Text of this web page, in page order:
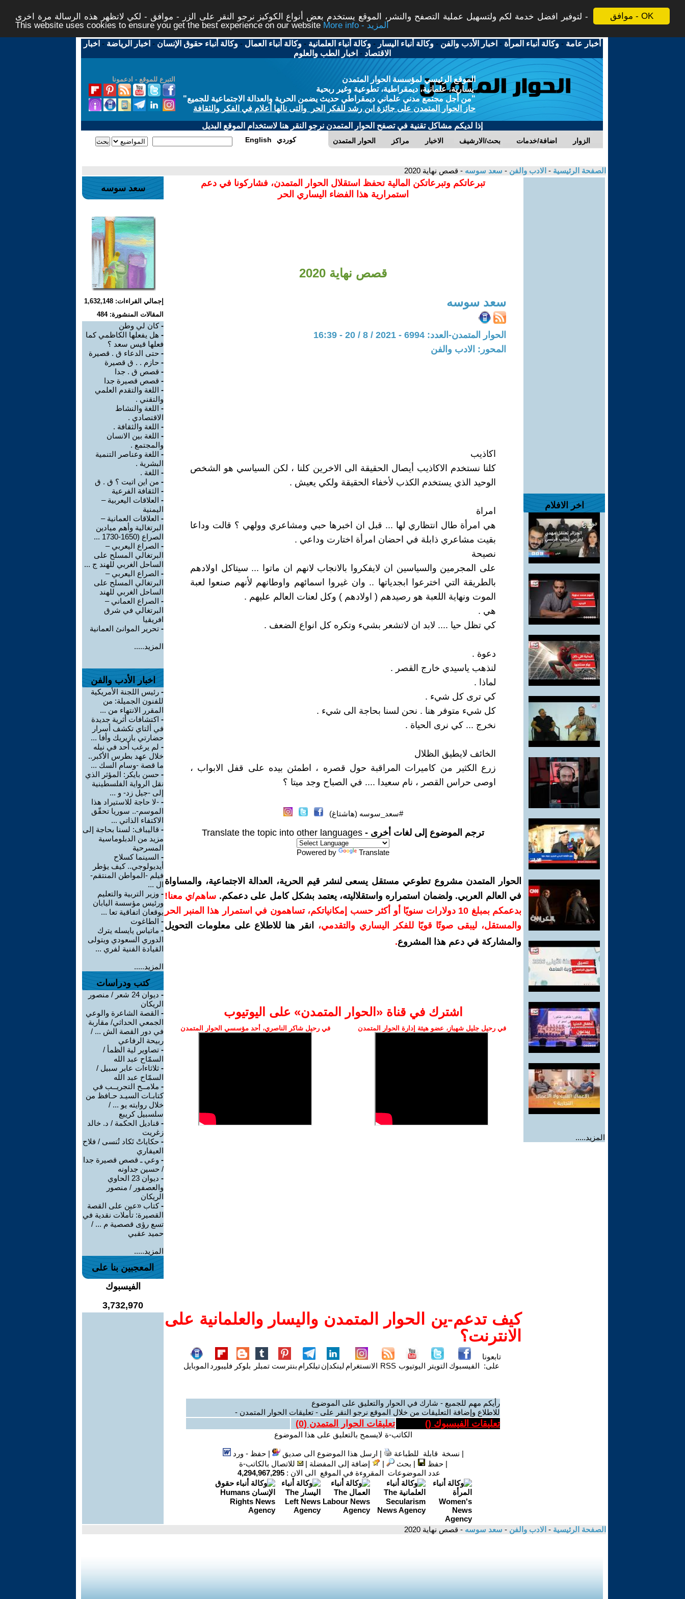
موافق - OK
لتوفير افضل خدمة لكم ولتسهيل عملية التصفح والنشر، الموقع يستخدم بعض أنواع الكوكيز نرجو النقر على الزر - موافق - لكي لاتظهر هذه الرسالة مرة اخرى -
This website uses cookies to ensure you get the best experience on our website
More info - المزيد
أخبار عامة -وكالة أنباء المرأة - اخبار الأدب والفن -وكالة أنباء اليسار -وكالة أنباء العلمانية -وكالة أنباء العمال -وكالة أنباء حقوق الإنسان - اخبار الرياضة - اخبار
الاقتصاد - اخبار الطب والعلوم
التبرع للموقع - ادعمونا
الموقع الرئيسي لمؤسسة الحوار المتمدن
يسارية، علمانية، ديمقراطية، تطوعية وغير ربحية
"من أجل مجتمع مدني علماني ديمقراطي حديث يضمن الحرية والعدالة الاجتماعية للجميع"
حاز الحوار المتمدن على جائزة ابن رشد للفكر الحر والتى نالها أعلام في الفكر والثقافة
إذا لديكم مشاكل تقنية في تصفح الحوار المتمدن نرجو النقر هنا لاستخدام الموقع البديل
الحوار المتمدن مراكز الاخبار بحث/الارشيف اضافة/خدمات الزوار English كوردي
الصفحة الرئيسية - الادب والفن - سعد سوسه - قصص نهاية 2020
اخر الافلام
المزيد.....
تبرعاتكم وتبرعاتكن المالية تحفظ استقلال الحوار المتمدن، فشاركونا في دعم
استمرارية هذا الفضاء اليساري الحر
قصص نهاية 2020
سعد سوسه
الحوار المتمدن-العدد: 6994 - 2021 / 8 / 20 - 16:39
المحور: الادب والفن
اكاذيب
كلنا نستخدم الاكاذيب أيصال الحقيقة الى الاخرين كلنا ، لكن السياسي هو الشخص
الوحيد الذي يستخدم الكذب لأخفاء الحقيقة ولكي يعيش .
امراة
هي امرأة طال انتظاري لها ... قبل ان اخبرها حبي ومشاعري وولهي ؟ قالت وداعا
بقيت مشاعري ذابلة في احضان امرأة اختارت وداعي .
نصيحة
على المجرمين والسياسين ان لايفكروا بالانجاب لانهم ان ماتوا ... سيتاكل اولادهم
بالطريقة التي اخترعوا ابجدياتها .. وان غيروا اسمائهم واوطانهم لأنهم صنعوا لعبة
الموت ونهاية اللعبة هو رصيدهم ( اولادهم ) وكل لعنات العالم عليهم .
هي .
كي تظل حيا .... لابد ان لاتشعر بشيء وتكره كل انواع الضعف .
دعوة .
لنذهب ياسيدي خارج القصر .
لماذا .
كي ترى كل شيء .
كل شيء متوفر هنا . نحن لسنا بحاجة الى شيء .
نخرج ... كي نرى الحياة .
الخائف لايطيق الظلال
زرع الكثير من كاميرات المراقبة حول قصره ، اطمئن بيده على قفل الابواب ،
اوصى حراس القصر ، نام سعيدا .... في الصباح وجد ميتا ؟
#سعد_سوسه (هاشتاغ)
ترجم الموضوع إلى لغات أخرى - Translate the topic into other languages
Powered by Translate
الحوار المتمدن مشروع تطوعي مستقل يسعى لنشر قيم الحرية، العدالة الاجتماعية، والمساواة
في العالم العربي. ولضمان استمراره واستقلاليته، يعتمد بشكل كامل على دعمكم. ساهم/ي معنا!
بدعمكم بمبلغ 10 دولارات سنويًا أو أكثر حسب إمكانياتكم، تساهمون في استمرار هذا المنبر الحر
والمستقل، ليبقى صوتًا قويًا للفكر اليساري والتقدمي،
انقر هنا للاطلاع على معلومات التحويل
والمشاركة في دعم هذا المشروع.
اشترك في قناة ‫«الحوار المتمدن» على اليوتيوب
في رحيل جليل شهباز، عضو هيئة إدارة الحوار المتمدن في رحيل شاكر الناصري، أحد مؤسسي الحوار المتمدن
كيف تدعم-ين الحوار المتمدن واليسار والعلمانية على
الانترنت؟
تابعونا
على: الفيسبوك التويتر اليوتيوب RSS الانستغرام لينكدإنتيلكرام بنترست تمبلر بلوكر فليبورد الموبايل
رأيكم مهم للجميع - شارك في الحوار والتعليق على الموضوع
للاطلاع وإضافة التعليقات من خلال الموقع نرجو النقر على - تعليقات الحوار المتمدن -
تعليقات الفيسبوك () تعليقات الحوار المتمدن (0
)
الكاتب-ة لايسمح بالتعليق على هذا الموضوع
| نسخة قابلة للطباعة | ارسل هذا الموضوع الى صديق |حفظ - ورد
|حفظ | بحث | إضافة إلى المفضلة |
للاتصال بالكاتب-ة
عدد الموضوعات المقروءة في الموقع الى الان : 4,294,967,295
سعد سوسه
إجمالي القراءات: 1,632,148
المقالات المنشورة: 484
-كان لي وطن
- هل يفعلها الكاظمي كما
فعلها قيس سعد ؟
- حتى الدعاء ق . قصيرة
- حازم . . ق قصيرة
- قصص ق . جدا
- قصص قصيرة جدا
- اللغة والتقدم العلمي
والتقني .
- اللغة والنشاط
الاقتصادي .
- اللغة والثقافة .
- اللغة بين الانسان
والمجتمع .
- اللغة وعناصر التنمية
البشرية .
- اللغة .
- من اين اتيت ؟ ق . ق
- الثقافة الفرعية
- العلاقات اليعربية –
اليمنية
- العلاقات العمانية –
البرتغالية وأهم ميادين
الصراع (1650-1730 ...
- الصراع اليعربي –
البرتغالي المسلح على
الساحل الغربي للهند ج ...
- الصراع اليعربي –
البرتغالي المسلح على
الساحل الغربي للهند
- الصراع العماني –
البرتغالي في شرق
افريقيا
- تحرير الموانئ العمانية
المزيد.....
اخبار الأدب والفن
- رئيس اللجنة الأمريكية
للفنون الجميلة: من
المقرر الانتهاء من ...
- اكتشافات أثرية جديدة
في ألتاي تكشف أسرار
حضارتي بازيريك وأفا ...
- لم يرغب أحد في نيله
خلال عهد بطرس الأكبر..
ما قصة -وسام السك ...
- حسن بايكر: المؤثر الذي
نقل الرواية الفلسطينية
إلى -جيل زد- و ...
- -لا حاجة للاستيراد هذا
الموسم-.. سوريا تحقّق
الاكتفاء الذاتي ...
- قاليباف: لسنا بحاجة إلى
مزيد من الدبلوماسية
المسرحية
- السينما كسلاح
أيديولوجي.. كيف يؤطر
فيلم -المواطن المنتقم-
ال ...
- وزير التربية والتعليم
ورئيس مؤسسة اليابان
يوقعان اتفاقية تعا ...
- الطاغوت
- ماتياس يايسله يترك
الدوري السعودي ويتولى
القيادة الفنية لفري ...
المزيد.....
كتب ودراسات
-
ديوان 24 شعر / منصور
الريكان
- القصة الشاعرة والوعي
الجمعي الحداثي/ مقاربة
في دور القصة الش ... /
ربيحة الرفاعي
- تصاوير لية الظمأ /
السمّاح عبد الله
- ثلاثاءات عابر سبيل /
السمّاح عبد الله
- ملامــح التجريــب في
كتابـات السيـد حـافظ من
خلال روايته يو ... /
سلسبيل كريبع
- قناديل الحكمة / د. خالد
زغريت
- حكاياتْ تَكاد تُنسى / فلاح
العيفاري
- وعي ـ قصص قصيرة جدا
/ حسين جداونه
-
ديوان 23 الحاوي
والعصفور / منصور
الريكان
-كتاب «عين على القصة
القصيرة: تأملات نقدية في
تسع رؤى قصصية م ... /
حميد عقبي
المزيد.....
المعجبين بنا على
الفيسبوك
3,732,970
الصفحة الرئيسية - الادب والفن - سعد سوسه - قصص نهاية 2020